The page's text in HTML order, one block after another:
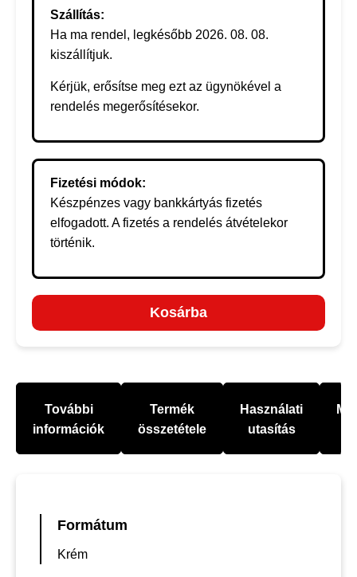
Szállítás:
Ha ma rendel, legkésőbb 2026. 08. 08.
kiszállítjuk.
Kérjük, erősítse meg ezt az ügynökével a
rendelés megerősítésekor.
Fizetési módok:
Készpénzes vagy bankkártyás fizetés
elfogadott. A fizetés a rendelés átvételekor
történik.
Kosárba
További
információk
Termék
összetétele
Használati
utasítás
Formátum
Krém